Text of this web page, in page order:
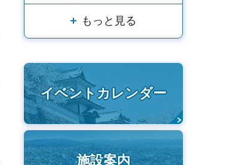
もっと見る
イベントカレンダー
施設案内